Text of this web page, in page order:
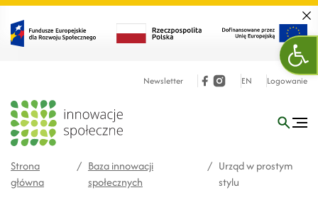
Newsletter EN Logowanie
Strona
główna
/ Baza innowacji
społecznych
/ Urząd w prostym
stylu